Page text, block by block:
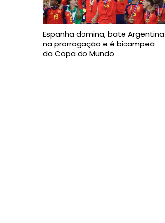
Espanha domina, bate Argentina
na prorrogação e é bicampeã
da Copa do Mundo